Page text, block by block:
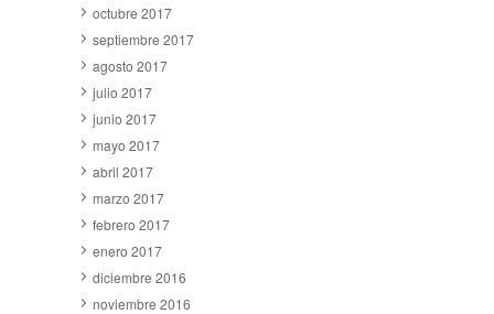
octubre 2017
septiembre 2017
agosto 2017
julio 2017
junio 2017
mayo 2017
abril 2017
marzo 2017
febrero 2017
enero 2017
diciembre 2016
noviembre 2016